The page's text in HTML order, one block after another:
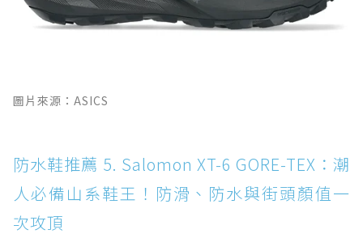
圖片來源：ASICS
防水鞋推薦 5. Salomon XT-6 GORE-TEX：潮
人必備山系鞋王！防滑、防水與街頭顏值一
次攻頂